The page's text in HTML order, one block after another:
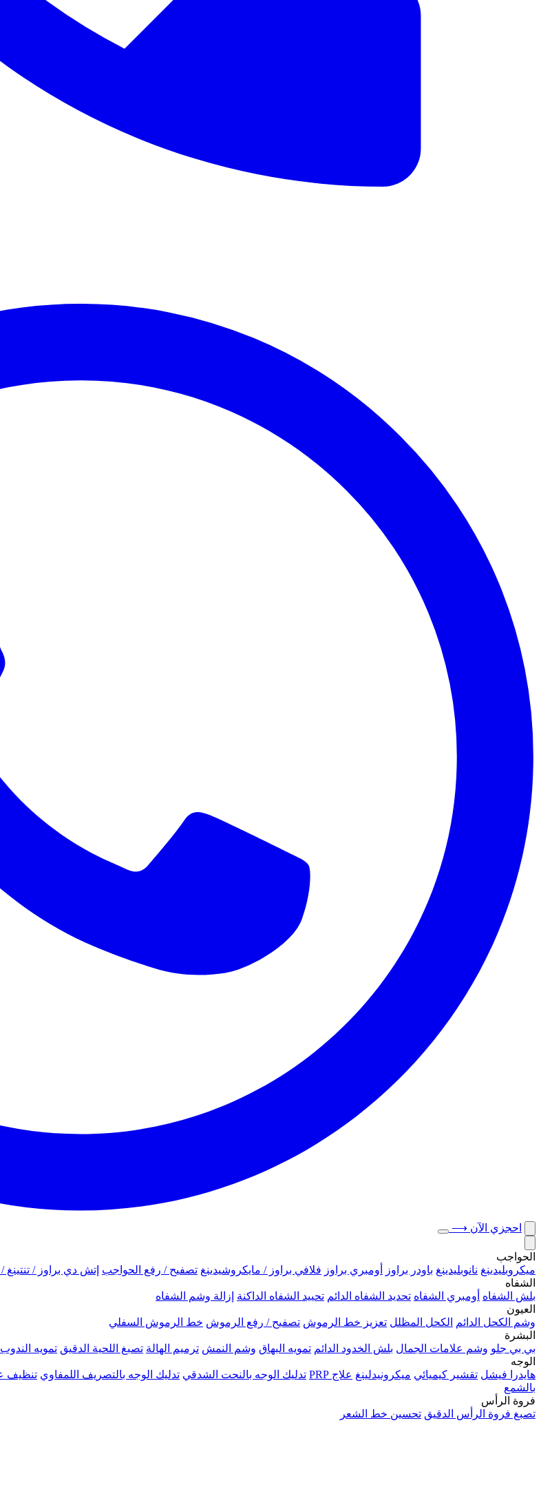
احجزي الآن ⟶
الحواجب
ميكروبلیدينغ نانوبليدينغ باودر براوز أومبري براوز فلافي براوز / مايكروشيدينغ تصفيح / رفع الحواجب إتش دي براوز / تنتينغ
الشفاه
بلش الشفاه أومبري الشفاه تحديد الشفاه الدائم تحييد الشفاه الداكنة إزالة وشم الشفاه
العيون
وشم الكحل الدائم
الكحل المظلل تعزيز خط الرموش تصفيح / رفع الرموش خط الرموش السفلي
البشرة
بي بي جلو وشم علامات الجمال بلش الخدود الدائم تمويه البهاق وشم النمش ترميم الهالة تصبغ اللحية الدقيق تمويه الندوب
الوجه
هايدرا فيشل تقشير كيميائي ميكرونيدلينغ علاج PRP تدليك الوجه بالنحت الشدقي تدليك الوجه بالتصريف اللمفاوي تنظيف
بالشمع
فروة الرأس
تصبغ فروة الرأس الدقيق تحسين خط الشعر